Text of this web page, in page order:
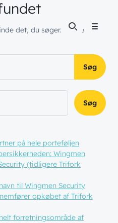
Menu
det, du søger. Måske vil en
Søg
på hele porteføljen
Wingmen
(tidligere Trifork
til Wingmen Security
opkøbet af Trifork
forretningsområde af